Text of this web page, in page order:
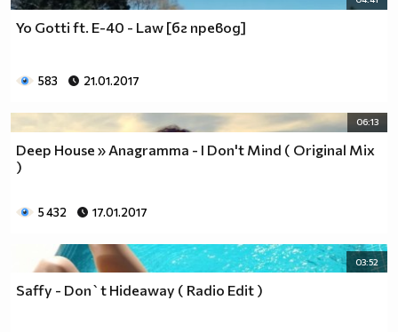
Yo Gotti ft. E-40 - Law [бг превод]
583 21.01.2017
06:13
Deep House » Anagramma - I Don't Mind ( Original Mix
)
5 432 17.01.2017
03:52
Saffy - Don`t Hideaway ( Radio Edit )